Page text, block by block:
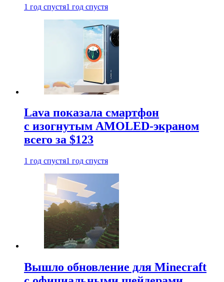
1 год спустя1 год спустя
Lava показала смартфон
с изогнутым AMOLED-экраном
всего за $123
1 год спустя1 год спустя
Вышло обновление для Minecraft